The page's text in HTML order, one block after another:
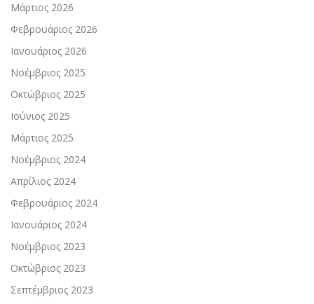
Μάρτιος 2026
Φεβρουάριος 2026
Ιανουάριος 2026
Νοέμβριος 2025
Οκτώβριος 2025
Ιούνιος 2025
Μάρτιος 2025
Νοέμβριος 2024
Απρίλιος 2024
Φεβρουάριος 2024
Ιανουάριος 2024
Νοέμβριος 2023
Οκτώβριος 2023
Σεπτέμβριος 2023